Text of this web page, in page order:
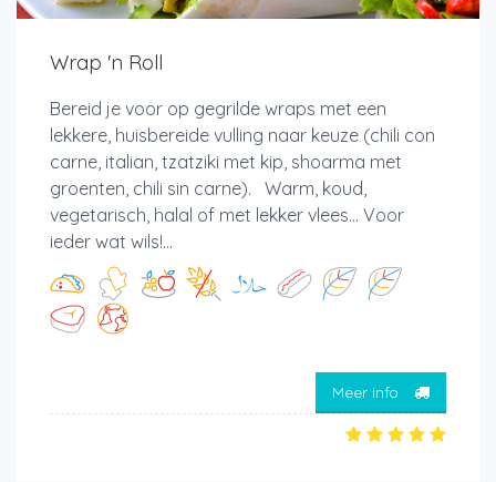
Wrap 'n Roll
Bereid je voor op gegrilde wraps met een
lekkere, huisbereide vulling naar keuze (chili con
carne, italian, tzatziki met kip, shoarma met
groenten, chili sin carne). Warm, koud,
vegetarisch, halal of met lekker vlees... Voor
ieder wat wils!...
Meer info